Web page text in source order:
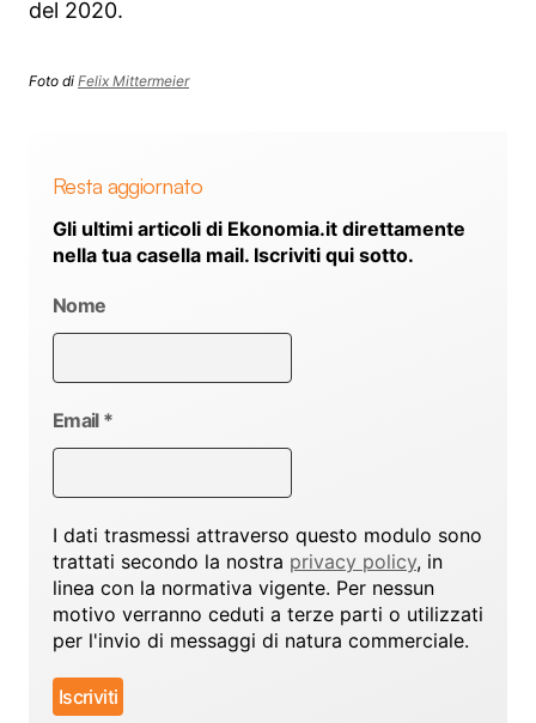
del 2020.
Foto di Felix Mittermeier
Resta aggiornato
Gli ultimi articoli di Ekonomia.it direttamente
nella tua casella mail. Iscriviti qui sotto.
Nome
Email *
I dati trasmessi attraverso questo modulo sono
trattati secondo la nostra privacy policy, in
linea con la normativa vigente. Per nessun
motivo verranno ceduti a terze parti o utilizzati
per l'invio di messaggi di natura commerciale.